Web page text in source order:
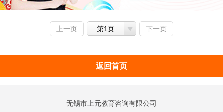
上一页 第1页 下一页
返回首页
无锡市上元教育咨询有限公司